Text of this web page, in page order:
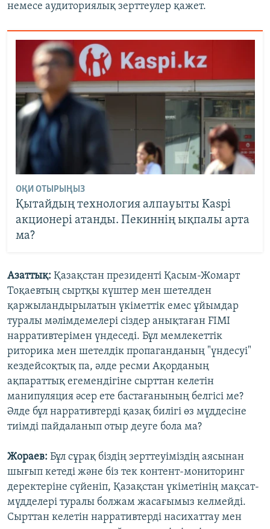
немесе аудиториялық зерттеулер қажет.
ОҚИ ОТЫРЫҢЫЗ
Қытайдың технология алпауыты Kaspi
акционері атанды. Пекиннің ықпалы арта
ма?
Азаттық: Қазақстан президенті Қасым-Жомарт
Тоқаевтың сыртқы күштер мен шетелден
қаржыландырылатын үкіметтік емес ұйымдар
туралы мәлімдемелері сіздер анықтаған FIMI
нарративтерімен үндеседі. Бұл мемлекеттік
риторика мен шетелдік пропаганданың "үндесуі"
кездейсоқтық па, әлде ресми Ақорданың
ақпараттық егемендігіне сырттан келетін
манипуляция әсер ете бастағанының белгісі ме?
Әлде бұл нарративтерді қазақ билігі өз мүддесіне
тиімді пайдаланып отыр деуге бола ма?
Жораев: Бұл сұрақ біздің зерттеуіміздің аясынан
шығып кетеді және біз тек контент-мониторинг
деректеріне сүйеніп, Қазақстан үкіметінің мақсат-
мүдделері туралы болжам жасағымыз келмейді.
Сырттан келетін нарративтерді насихаттау мен